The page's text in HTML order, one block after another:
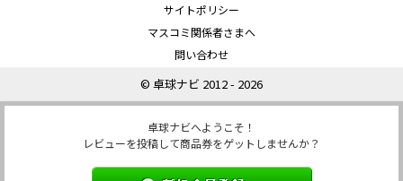
サイトポリシー
マスコミ関係者さまへ
問い合わせ
© 卓球ナビ 2012 - 2026
卓球ナビへようこそ！
レビューを投稿して商品券をゲットしませんか？